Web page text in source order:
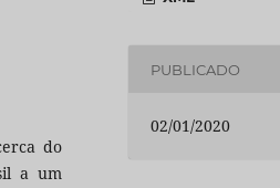
do
a um
PUBLICADO
02/01/2020